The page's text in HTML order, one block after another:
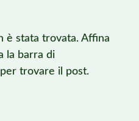
è stata trovata. Affina
la barra di
trovare il post.